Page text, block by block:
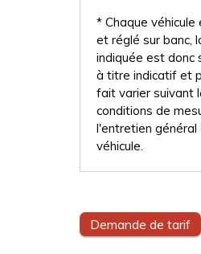
* Chaque véhicule
et réglé sur banc,
indiquée est donc
à titre indicatif et
fait varier suivant
conditions de
l'entretien général
véhicule.
Demande de tarif